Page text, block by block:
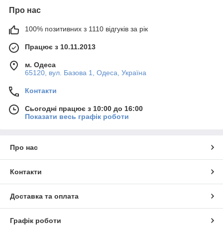
Про нас
100% позитивних з 1110 відгуків за рік
Працює з 10.11.2013
м. Одеса
65120, вул. Базова 1, Одеса, Україна
Контакти
Сьогодні працює з 10:00 до 16:00
Показати весь графік роботи
Про нас
Контакти
Доставка та оплата
Графік роботи